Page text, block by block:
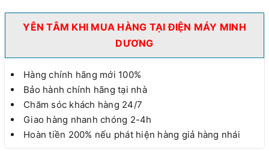
YÊN TÂM KHI MUA HÀNG TẠI ĐIỆN MÁY MINH
DƯƠNG
Hàng chính hãng mới 100%
Bảo hành chính hãng tại nhà
Chăm sóc khách hàng 24/7
Giao hàng nhanh chóng 2-4h
Hoàn tiền 200% nếu phát hiện hàng giả hàng nhái